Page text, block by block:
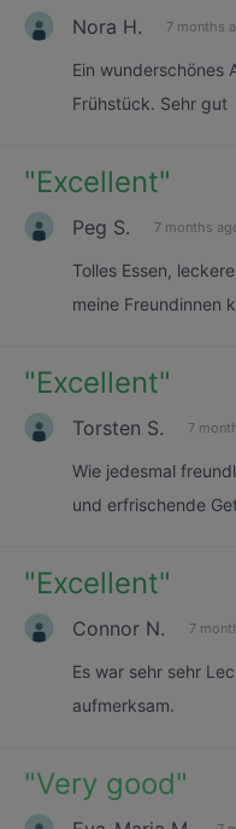
Nora H. 7 months
Ein wunderschönes
Frühstück. Sehr gut
"Excellent"
Peg S. 7 months
Tolles Essen,
meine Freundinnen
"Excellent"
Torsten S. 7
Wie jedesmal
und erfrischende
"Excellent"
Connor N. 7
Es war sehr sehr
aufmerksam.
"Very good"